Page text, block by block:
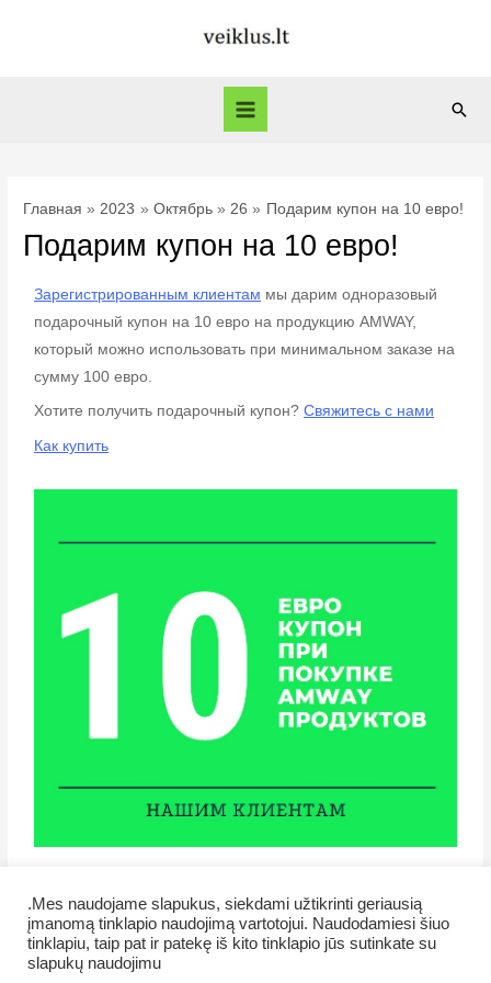
Главная 2023 Октябрь 26 Подарим купон на 10 евро!
Подарим купон на 10 евро!
Зарегистрированным клиентам мы дарим одноразовый
подарочный купон на 10 евро на продукцию AMWAY,
который можно использовать при минимальном заказе на
сумму 100 евро.
Хотите получить подарочный купон?Свяжитесь с нами
Как купить
Copyright © 2026 Veiklus.lt
.Mes naudojame slapukus, siekdami užtikrinti geriausią
įmanomą tinklapio naudojimą vartotojui. Naudodamiesi šiuo
tinklapiu, taip pat ir patekę iš kito tinklapio jūs sutinkate su
slapukų naudojimu